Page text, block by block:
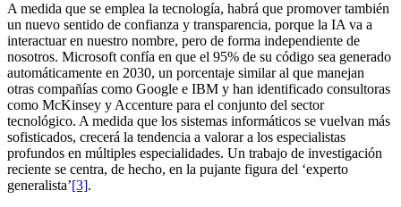
A medida que se emplea la tecnología, habrá que promover también
un nuevo sentido de confianza y transparencia, porque la IA va a
interactuar en nuestro nombre, pero de forma independiente de
nosotros. Microsoft confía en que el 95% de su código sea generado
automáticamente en 2030, un porcentaje similar al que manejan
otras compañías como Google e IBM y han identificado consultoras
como McKinsey y Accenture para el conjunto del sector
tecnológico. A medida que los sistemas informáticos se vuelvan más
sofisticados, crecerá la tendencia a valorar a los especialistas
profundos en múltiples especialidades. Un trabajo de investigación
reciente se centra, de hecho, en la pujante figura del ‘experto
generalista’[3].